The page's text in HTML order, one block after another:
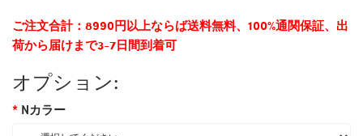
ご注文合計：8990円以上ならば送料無料、100%通関保証、出
荷から届けまで3-7日間到着可
オプション:
Nカラー